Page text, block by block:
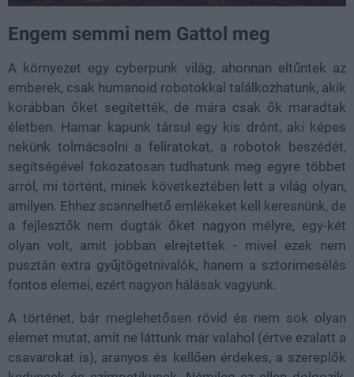
Engem semmi nem Gattol meg
A környezet egy cyberpunk világ, ahonnan eltűntek az
emberek, csak humanoid robotokkal találkozhatunk, akik
korábban őket segítették, de mára csak ők maradtak
életben. Hamar kapunk társul egy kis drónt, aki képes
nekünk tolmácsolni a feliratokat, a robotok beszédét,
segítségével fokozatosan tudhatunk meg egyre többet
arról, mi történt, minek következtében lett a világ olyan,
amilyen. Ehhez scannelhető emlékeket kell keresnünk, de
a fejlesztők nem dugták őket nagyon mélyre, egy-két
olyan volt, amit jobban elrejtettek - mivel ezek nem
pusztán extra gyűjtögetnivalók, hanem a sztorimesélés
fontos elemei, ezért nagyon hálásak vagyunk.
A történet, bár meglehetősen rövid és nem sok olyan
elemet mutat, amit ne láttunk már valahol (értve ezalatt a
csavarokat is), aranyos és kellően érdekes, a szereplők